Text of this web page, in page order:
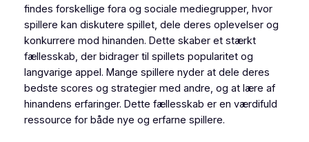
findes forskellige fora og sociale mediegrupper, hvor
spillere kan diskutere spillet, dele deres oplevelser og
konkurrere mod hinanden. Dette skaber et stærkt
fællesskab, der bidrager til spillets popularitet og
langvarige appel. Mange spillere nyder at dele deres
bedste scores og strategier med andre, og at lære af
hinandens erfaringer. Dette fællesskab er en værdifuld
ressource for både nye og erfarne spillere.